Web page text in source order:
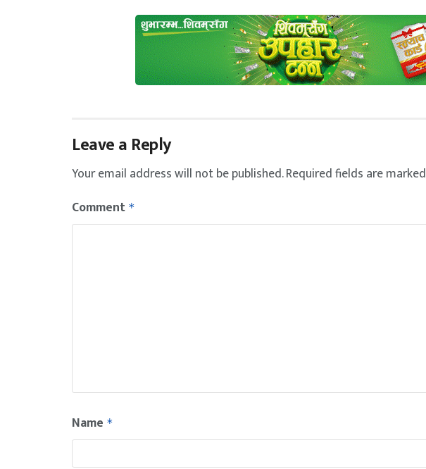
Leave a Reply
Your email address will not be published.Required fields are marked
Comment *
Name *